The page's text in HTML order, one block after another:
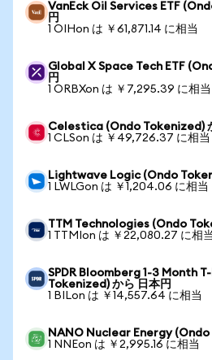
VanEck Oil Services ETF
円
1 OIHon は ￥61,871.14 に相当
Global X Space Tech ETF
円
1 ORBXon は ￥7,295.39 に相当
Celestica (Ondo Tokenized)
1 CLSon は ￥49,726.37 に相当
Lightwave Logic (Ondo
1 LWLGon は ￥1,204.06 に相当
TTM Technologies (Ondo
1 TTMIon は ￥22,080.27 に相当
SPDR Bloomberg 1-3 Month
Tokenized) から 日本円
1 BILon は ￥14,557.64 に相当
NANO Nuclear Energy (Ondo
1 NNEon は ￥2,995.16 に相当